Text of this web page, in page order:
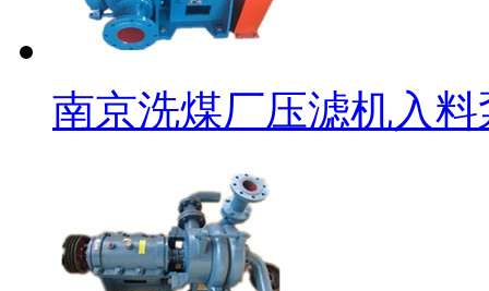
南京洗煤厂压滤机入料